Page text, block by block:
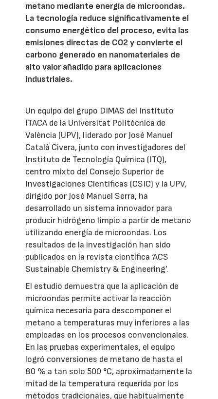
metano mediante energía de microondas.
La tecnología reduce significativamente el
consumo energético del proceso, evita las
emisiones directas de CO2 y convierte el
carbono generado en nanomateriales de
alto valor añadido para aplicaciones
industriales.
Un equipo del grupo DIMAS del Instituto
ITACA de la Universitat Politècnica de
València (UPV), liderado por José Manuel
Catalá Civera, junto con investigadores del
Instituto de Tecnología Química (ITQ),
centro mixto del Consejo Superior de
Investigaciones Científicas (CSIC) y la UPV,
dirigido por José Manuel Serra, ha
desarrollado un sistema innovador para
producir hidrógeno limpio a partir de metano
utilizando energía de microondas. Los
resultados de la investigación han sido
publicados en la revista científica ‘ACS
Sustainable Chemistry & Engineering’.
El estudio demuestra que la aplicación de
microondas permite activar la reacción
química necesaria para descomponer el
metano a temperaturas muy inferiores a las
empleadas en los procesos convencionales.
En las pruebas experimentales, el equipo
logró conversiones de metano de hasta el
80 % a tan solo 500 °C, aproximadamente la
mitad de la temperatura requerida por los
métodos tradicionales, que habitualmente